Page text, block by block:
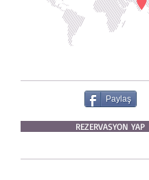
Paylaş
REZERVASYON YAP